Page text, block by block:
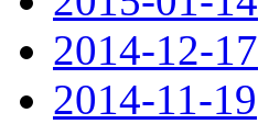
2014-12-17
2014-11-19